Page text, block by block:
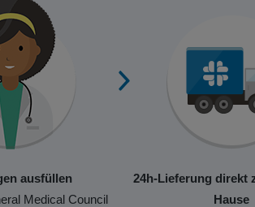
ausfüllen
Medical Council
24h-Lieferung direkt
Hause